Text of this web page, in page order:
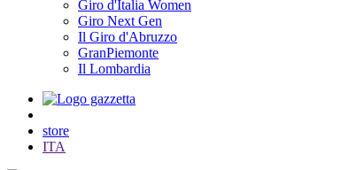
Giro d'Italia Women
Giro Next Gen
Il Giro d'Abruzzo
GranPiemonte
Il Lombardia
store
ITA